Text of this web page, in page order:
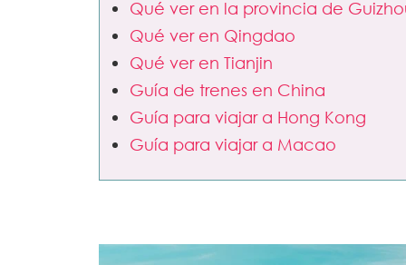
Qué ver en la provincia de
Qué ver en Qingdao
Qué ver en Tianjin
Guía de trenes en China
Guía para viajar a Hong Kong
Guía para viajar a Macao